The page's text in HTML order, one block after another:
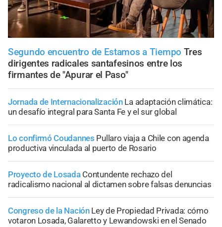
Segundo encuentro de Estamos a Tiempo Tres
dirigentes radicales santafesinos entre los
firmantes de "Apurar el Paso"
Jornada de Internacionalización La adaptación climática:
un desafío integral para Santa Fe y el sur global
Lo confirmó Coudannes Pullaro viaja a Chile con agenda
productiva vinculada al puerto de Rosario
Proyecto de Losada Contundente rechazo del
radicalismo nacional al dictamen sobre falsas denuncias
Congreso de la Nación Ley de Propiedad Privada: cómo
votaron Losada, Galaretto y Lewandowski en el Senado